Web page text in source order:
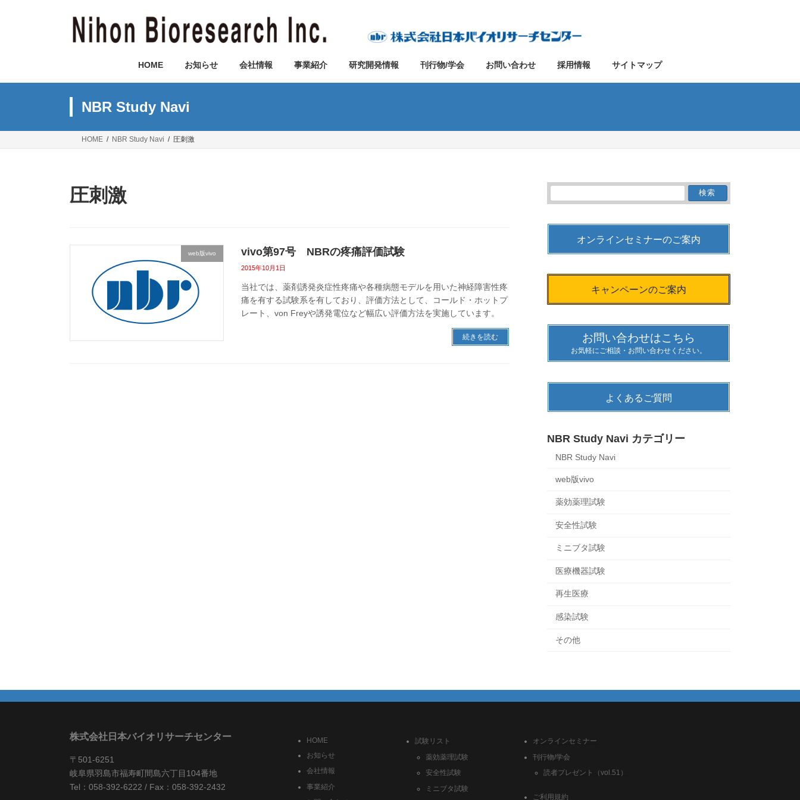
HOME お知らせ 会社情報 事業紹介 研究開発情報 刊行物/学会 お問い合わせ 採用情報 サイトマップ
NBR Study Navi
HOME NBR Study Navi 圧刺激
圧刺激
web版vivo vivo第97号 NBRの疼痛評価試験
2015年10月1日
当社では、薬剤誘発炎症性疼痛や各種病態モデルを用いた神経障害性疼
痛を有する試験系を有しており、評価方法として、コールド・ホットプ
レート、von Freyや誘発電位など幅広い評価方法を実施しています。
続きを読む
索:
オンラインセミナーのご案内
キャンペーンのご案内
お問い合わせはこちら
お気軽にご相談・お問い合わせください。
よくあるご質問
NBR Study Navi カテゴリー
NBR Study Navi
web版vivo
薬効薬理試験
安全性試験
ミニブタ試験
医療機器試験
再生医療
感染試験
その他
株式会社日本バイオリサーチセンター
〒501-6251
岐阜県羽島市福寿町間島六丁目104番地
Tel：058-392-6222 / Fax：058-392-2432
HOME
お知らせ
会社情報
事業紹介
試験リスト
薬効薬理試験
安全性試験
ミニブタ試験
オンラインセミナー
刊行物/学会
読者プレゼント（vol.51）
ご利用規約